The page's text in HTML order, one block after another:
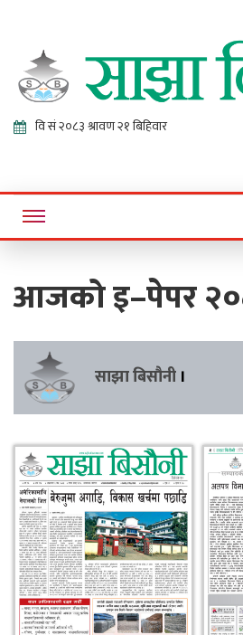
Sajha
Online News Portal
आजको इ–पेपर
साझा बिसौनी ।